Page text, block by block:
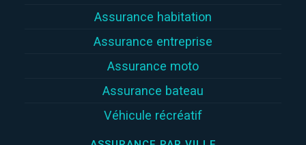
Assurance habitation
Assurance entreprise
Assurance moto
Assurance bateau
Véhicule récréatif